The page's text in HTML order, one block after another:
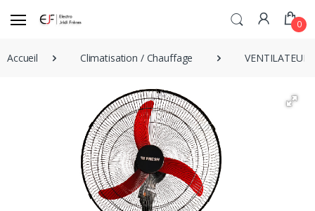
0
Accueil Climatisation / Chauffage VENTILATEUR